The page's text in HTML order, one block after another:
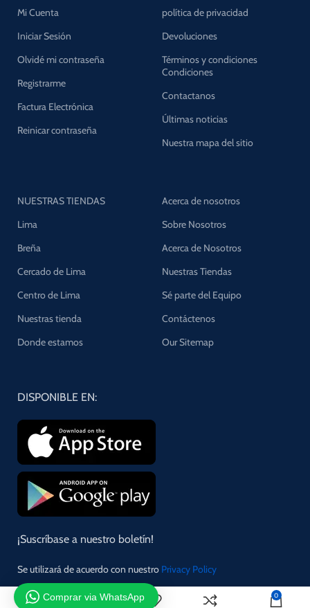
Mi Cuenta
Iniciar Sesión
Olvidé mi contraseña
Registrarme
Factura Electrónica
Reinicar contraseña
política de privacidad
Devoluciones
Términos y condiciones
Condiciones
Contactanos
Últimas noticias
Nuestra mapa del sitio
NUESTRAS TIENDAS
Lima
Breña
Cercado de Lima
Centro de Lima
Nuestras tienda
Donde estamos
Acerca de nosotros
Sobre Nosotros
Acerca de Nosotros
Nuestras Tiendas
Sé parte del Equipo
Contáctenos
Our Sitemap
DISPONIBLE EN:
¡Suscríbase a nuestro boletín!
Se utilizará de acuerdo con nuestro Privacy Policy
0
Comprar via WhatsApp